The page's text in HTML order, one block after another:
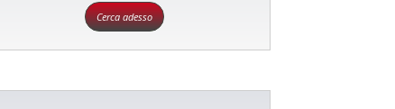
Cerca adesso